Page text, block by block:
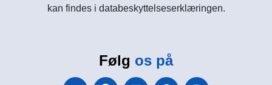
kan findes i databeskyttelseserklæringen.
Følg os på